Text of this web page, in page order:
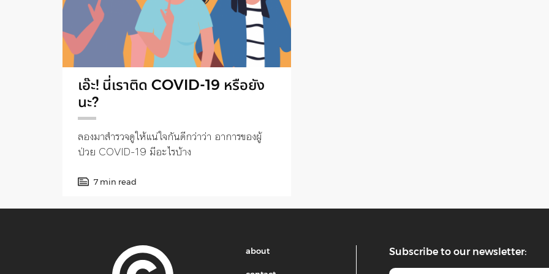
เอ๊ะ! นี่เราติด COVID-19 หรือยัง
นะ?
ลองมาสำรวจดูให้แน่ใจกันดีกว่าว่า อาการของผู้
ป่วย COVID-19 มีอะไรบ้าง
7 min read
about Subscribe to our newsletter: